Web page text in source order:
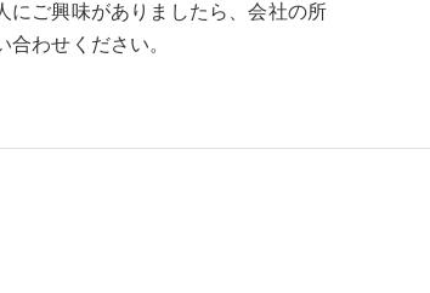
にご興味がありましたら、会社の所
わせください。